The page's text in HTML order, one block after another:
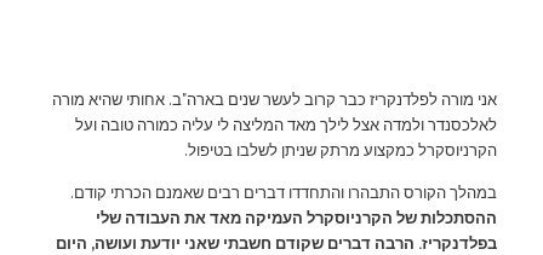
אני מורה לפלדנקריז כבר קרוב לעשר שנים בארה"ב. אחותי שהיא מורה
לאלכסנדר ולמדה אצל לילך מאד המליצה לי עליה כמורה טובה ועל
הקרניוסקרל כמקצוע מרתק שניתן לשלבו בטיפול.
במהלך הקורס התבהרו והתחדדו דברים רבים שאמנם הכרתי קודם.
ההסתכלות של הקרניוסקרל העמיקה מאד את העבודה שלי
בפלדנקריז. הרבה דברים שקודם חשבתי שאני יודעת ועושה, היום